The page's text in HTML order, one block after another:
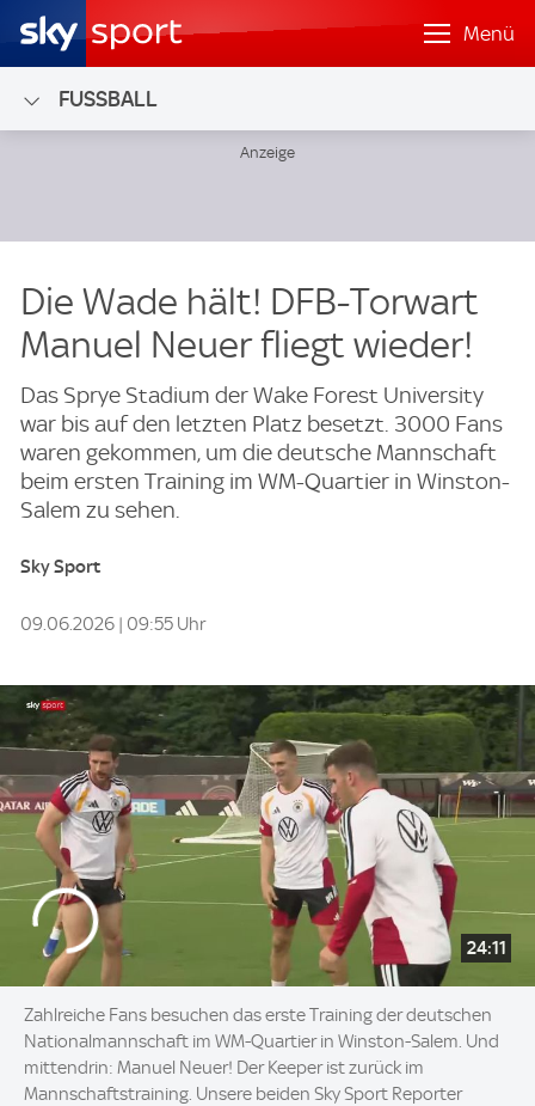
Menü
FUSSBALL
Die Wade hält! DFB-Torwart
Manuel Neuer fliegt wieder!
Das Sprye Stadium der Wake Forest University
war bis auf den letzten Platz besetzt. 3000 Fans
waren gekommen, um die deutsche Mannschaft
beim ersten Training im WM-Quartier in Winston-
Salem zu sehen.
Sky Sport
09.06.2026 | 09:55 Uhr
24:11
Zahlreiche Fans besuchen das erste Training der deutschen
Nationalmannschaft im WM-Quartier in Winston-Salem. Und
mittendrin: Manuel Neuer! Der Keeper ist zurück im
Mannschaftstraining. Unsere beiden Sky Sport Reporter